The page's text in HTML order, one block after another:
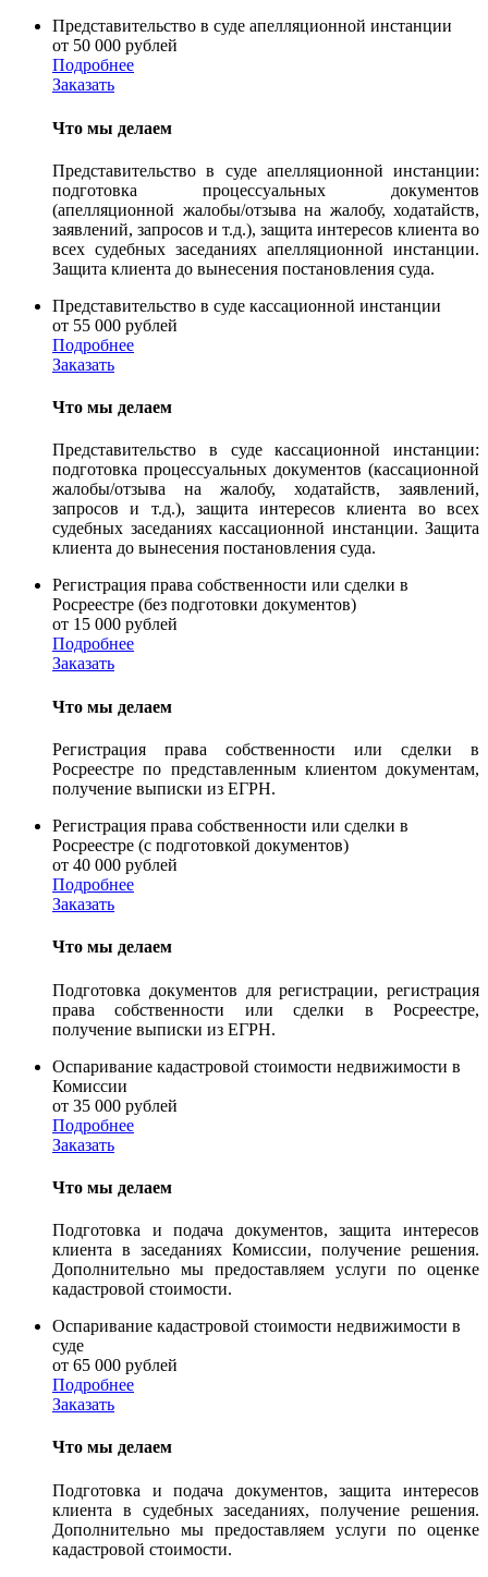
Представительство в суде апелляционной инстанции
от 50 000 рублей
Подробнее
Заказать
Что мы делаем
Представительство в суде апелляционной инстанции:
подготовка процессуальных документов
(апелляционной жалобы/отзыва на жалобу, ходатайств,
заявлений, запросов и т.д.), защита интересов клиента во
всех судебных заседаниях апелляционной инстанции.
Защита клиента до вынесения постановления суда.
Представительство в суде кассационной инстанции
от 55 000 рублей
Подробнее
Заказать
Что мы делаем
Представительство в суде кассационной инстанции:
подготовка процессуальных документов (кассационной
жалобы/отзыва на жалобу, ходатайств, заявлений,
запросов и т.д.), защита интересов клиента во всех
судебных заседаниях кассационной инстанции. Защита
клиента до вынесения постановления суда.
Регистрация права собственности или сделки в
Росреестре (без подготовки документов)
от 15 000 рублей
Подробнее
Заказать
Что мы делаем
Регистрация права собственности или сделки в
Росреестре по представленным клиентом документам,
получение выписки из ЕГРН.
Регистрация права собственности или сделки в
Росреестре (с подготовкой документов)
от 40 000 рублей
Подробнее
Заказать
Что мы делаем
Подготовка документов для регистрации, регистрация
права собственности или сделки в Росреестре,
получение выписки из ЕГРН.
Оспаривание кадастровой стоимости недвижимости в
Комиссии
от 35 000 рублей
Подробнее
Заказать
Что мы делаем
Подготовка и подача документов, защита интересов
клиента в заседаниях Комиссии, получение решения.
Дополнительно мы предоставляем услуги по оценке
кадастровой стоимости.
Оспаривание кадастровой стоимости недвижимости в
суде
от 65 000 рублей
Подробнее
Заказать
Что мы делаем
Подготовка и подача документов, защита интересов
клиента в судебных заседаниях, получение решения.
Дополнительно мы предоставляем услуги по оценке
кадастровой стоимости.